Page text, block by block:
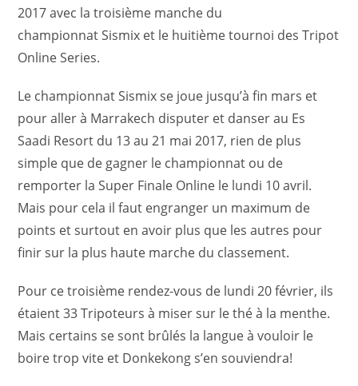
2017 avec la troisième manche du
championnat Sismix et le huitième tournoi des Tripot
Online Series.
Le championnat Sismix se joue jusqu’à fin mars et
pour aller à Marrakech disputer et danser au Es
Saadi Resort du 13 au 21 mai 2017, rien de plus
simple que de gagner le championnat ou de
remporter la Super Finale Online le lundi 10 avril.
Mais pour cela il faut engranger un maximum de
points et surtout en avoir plus que les autres pour
finir sur la plus haute marche du classement.
Pour ce troisième rendez-vous de lundi 20 février, ils
étaient 33 Tripoteurs à miser sur le thé à la menthe.
Mais certains se sont brûlés la langue à vouloir le
boire trop vite et Donkekong s’en souviendra!